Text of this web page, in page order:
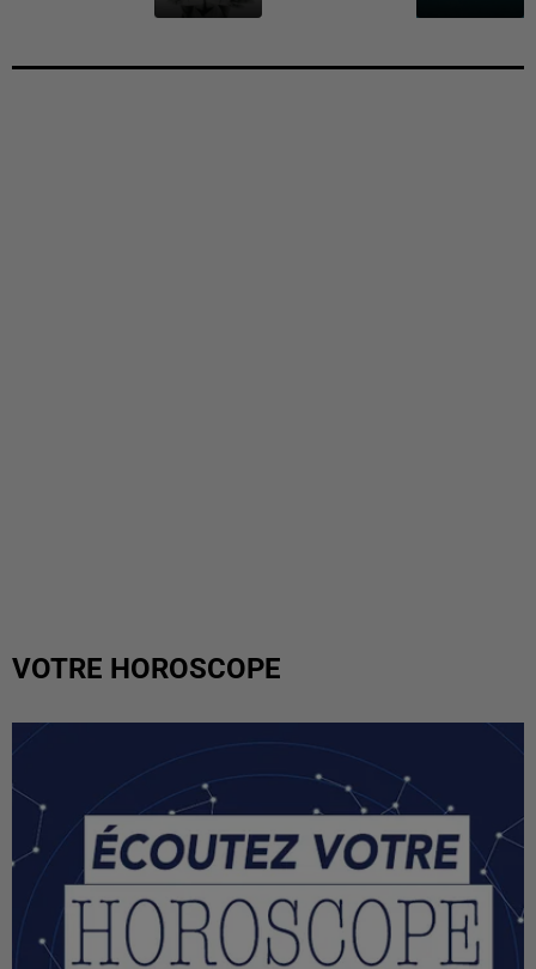
VOTRE HOROSCOPE